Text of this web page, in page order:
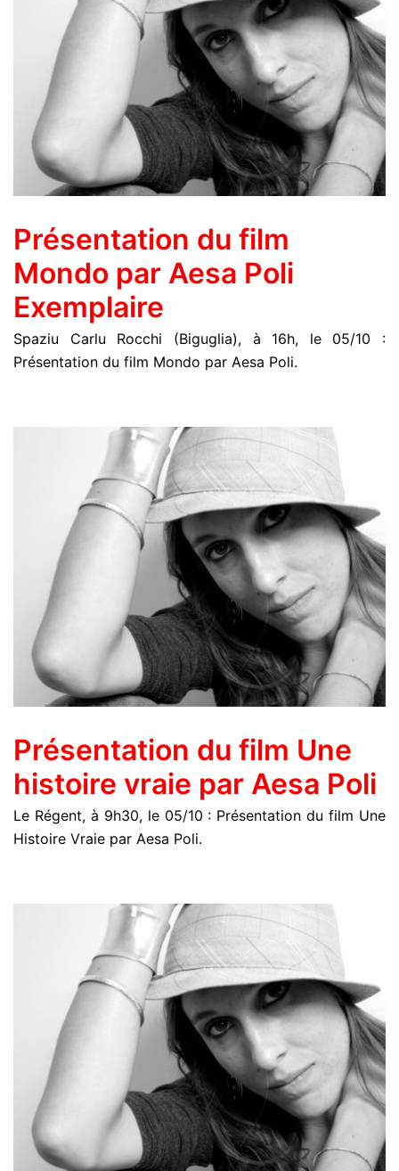
Présentation du film
Mondo par Aesa Poli
Exemplaire
Spaziu Carlu Rocchi (Biguglia), à 16h, le 05/10 :
Présentation du film Mondo par Aesa Poli.
Présentation du film Une
histoire vraie par Aesa Poli
Le Régent, à 9h30, le 05/10 : Présentation du film Une
Histoire Vraie par Aesa Poli.